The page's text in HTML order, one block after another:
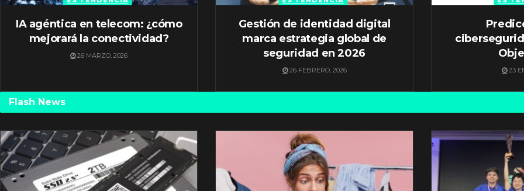
IA agéntica en telecom: ¿cómo
mejorará la conectividad?
26 MARZO, 2026
Gestión de identidad digital
marca estrategia global de
seguridad en 2026
26 FEBRERO, 2026 23
Flash News